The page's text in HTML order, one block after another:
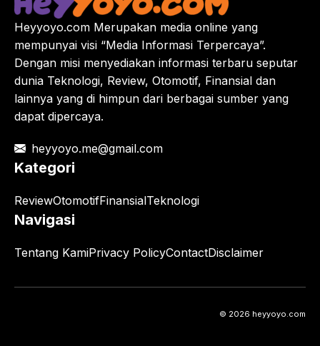
Heyyoyo.com Merupakan media online yang
mempunyai visi “Media Informasi Terpercaya”.
Dengan misi menyediakan informasi terbaru seputar
dunia Teknologi, Review, Otomotif, Finansial dan
lainnya yang di himpun dari berbagai sumber yang
dapat dipercaya.
heyyoyo.me@gmail.com
Kategori
ReviewOtomotifFinansialTeknologi
Navigasi
Tentang KamiPrivacy PolicyContactDisclaimer
© 2026 heyyoyo.com